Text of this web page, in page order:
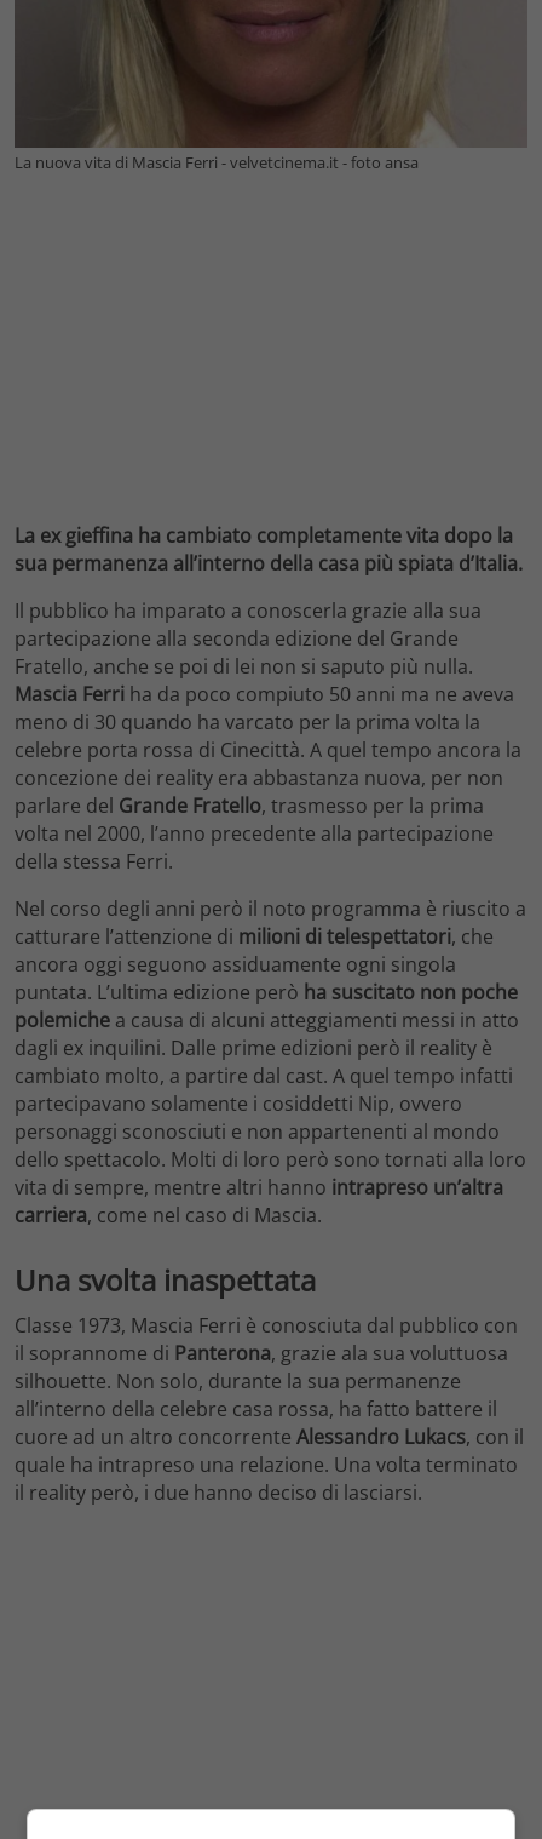
La nuova vita di Mascia Ferri - velvetcinema.it - foto ansa
La ex gieffina ha cambiato completamente vita dopo la
sua permanenza all’interno della casa più spiata d’Italia.
Il pubblico ha imparato a conoscerla grazie alla sua
partecipazione alla seconda edizione del Grande
Fratello, anche se poi di lei non si saputo più nulla.
Mascia Ferri ha da poco compiuto 50 anni ma ne aveva
meno di 30 quando ha varcato per la prima volta la
celebre porta rossa di Cinecittà. A quel tempo ancora la
concezione dei reality era abbastanza nuova, per non
parlare del Grande Fratello, trasmesso per la prima
volta nel 2000, l’anno precedente alla partecipazione
della stessa Ferri.
Nel corso degli anni però il noto programma è riuscito a
catturare l’attenzione di milioni di telespettatori, che
ancora oggi seguono assiduamente ogni singola
puntata. L’ultima edizione però ha suscitato non poche
polemiche a causa di alcuni atteggiamenti messi in atto
dagli ex inquilini. Dalle prime edizioni però il reality è
cambiato molto, a partire dal cast. A quel tempo infatti
partecipavano solamente i cosiddetti Nip, ovvero
personaggi sconosciuti e non appartenenti al mondo
dello spettacolo. Molti di loro però sono tornati alla loro
vita di sempre, mentre altri hanno intrapreso un’altra
carriera, come nel caso di Mascia.
Una svolta inaspettata
Classe 1973, Mascia Ferri è conosciuta dal pubblico con
il soprannome di Panterona, grazie ala sua voluttuosa
silhouette. Non solo, durante la sua permanenze
all’interno della celebre casa rossa, ha fatto battere il
cuore ad un altro concorrente Alessandro Lukacs, con il
quale ha intrapreso una relazione. Una volta terminato
il reality però, i due hanno deciso di lasciarsi.